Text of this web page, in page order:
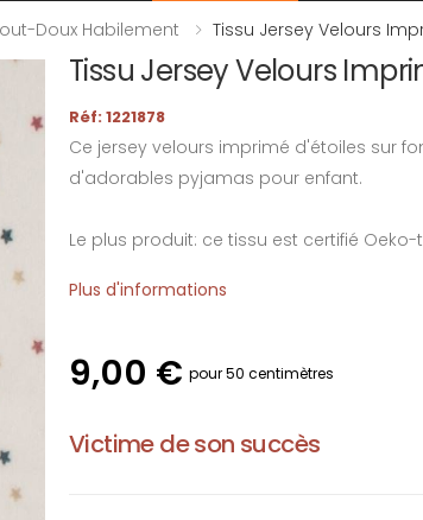
Doux Habilement Tissu Jersey Velours
Tissu Jersey Velours
Réf: 1221878
Ce jersey velours imprimé d'étoiles sur
d'adorables pyjamas pour enfant.
Le plus produit: ce tissu est certifié Oeko-
Plus d'informations
9,00 € pour 50 centimètres
Victime de son succès